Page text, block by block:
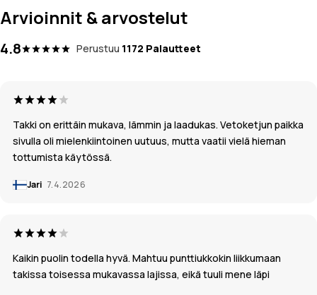
Arvioinnit & arvostelut
4.8 Perustuu 1172 Palautteet
Takki on erittäin mukava, lämmin ja laadukas. Vetoketjun paikka
sivulla oli mielenkiintoinen uutuus, mutta vaatii vielä hieman
tottumista käytössä.
Jari 7.4.2026
Kaikin puolin todella hyvä. Mahtuu punttiukkokin liikkumaan
takissa toisessa mukavassa lajissa, eikä tuuli mene läpi